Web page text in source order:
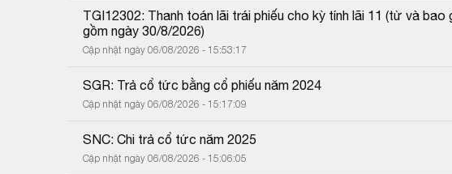
TGI12302: Thanh toán lãi trái phiếu cho kỳ tính lãi 11 (từ và
gồm ngày 30/8/2026)
Cập nhật ngày 06/08/2026 - 15:53:17
SGR: Trả cổ tức bằng cổ phiếu năm 2024
Cập nhật ngày 06/08/2026 - 15:17:09
SNC: Chi trả cổ tức năm 2025
Cập nhật ngày 06/08/2026 - 15:06:05